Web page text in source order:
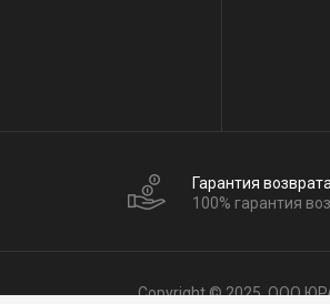
Гарантия
100% гарантия
Copyright © 2025, ООО